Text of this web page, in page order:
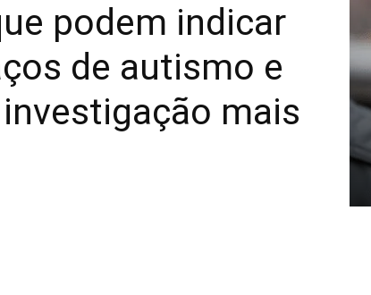
Mais
podem indicar
de autismo e
mais